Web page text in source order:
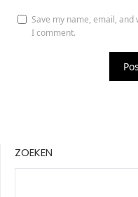
Save my name, email,
I comment.
ZOEKEN